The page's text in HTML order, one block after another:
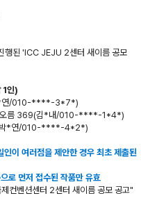
된 'ICC JEJU 2센터 새이름 공모
1인)
김*연/010-****-3*7*)
: 오름 369(김*내/010-****-1*4*)
(박*연/010-****-4*2*)
이 여러점을 제안한 경우 최초 제출된
로 먼저 접수된 작품만 유효
컨벤션센터 2센터 새이름 공모 공고"